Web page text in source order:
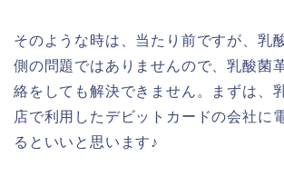
そのような時は、当たり前ですが、乳
側の問題ではありませんので、乳酸菌
絡をしても解決できません。まずは、
店で利用したデビットカードの会社に
るといいと思います♪